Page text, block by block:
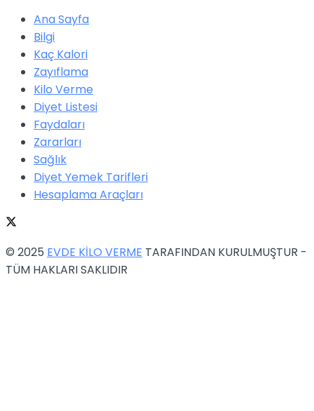
Ana Sayfa
Bilgi
Kaç Kalori
Zayıflama
Kilo Verme
Diyet Listesi
Faydaları
Zararları
Sağlık
Diyet Yemek Tarifleri
Hesaplama Araçları
© 2025 EVDE KİLO VERME TARAFINDAN KURULMUŞTUR -
TÜM HAKLARI SAKLIDIR